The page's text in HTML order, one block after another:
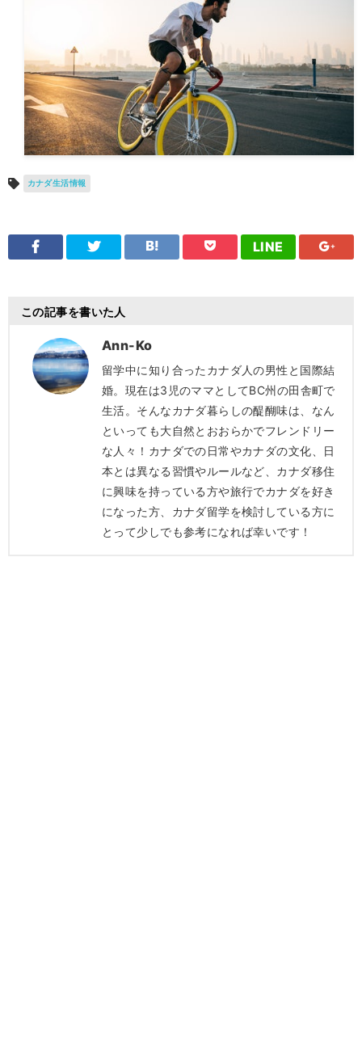
カナダ生活情報
LINE
この記事を書いた人
Ann-Ko
留学中に知り合ったカナダ人の男性と国際結
婚。現在は3児のママとしてBC州の田舎町で
生活。そんなカナダ暮らしの醍醐味は、なん
といっても大自然とおおらかでフレンドリー
な人々！カナダでの日常やカナダの文化、日
本とは異なる習慣やルールなど、カナダ移住
に興味を持っている方や旅行でカナダを好き
になった方、カナダ留学を検討している方に
とって少しでも参考になれば幸いです！